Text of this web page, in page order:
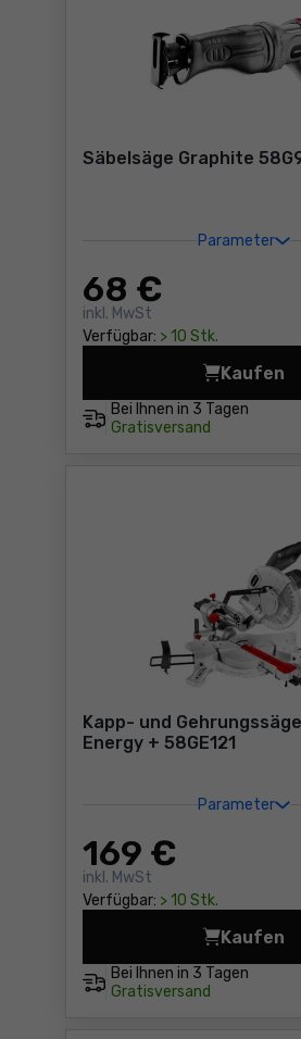
Säbelsäge Graphite
Parameter
68 €
inkl. MwSt
Verfügbar: > 10 Stk.
Bei Ihnen in 3 Tagen
Gratisversand
Kaufen
Kapp- und
Energy + 58GE121
Parameter
169 €
inkl. MwSt
Verfügbar: > 10 Stk.
Bei Ihnen in 3 Tagen
Gratisversand
Kaufen
Kapp-